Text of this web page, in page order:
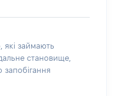
які займають
становище,
запобігання